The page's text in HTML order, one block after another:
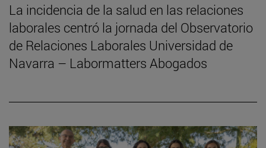
La incidencia de la salud en las relaciones
laborales centró la jornada del Observatorio
de Relaciones Laborales Universidad de
Navarra – Labormatters Abogados